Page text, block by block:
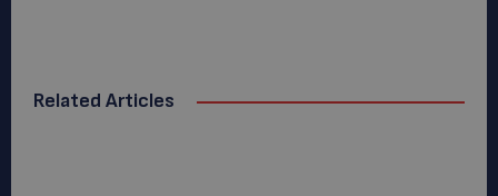
Related Articles